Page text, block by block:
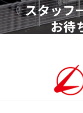
スタッフ
お待